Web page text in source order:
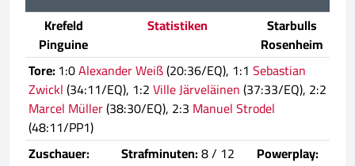
Krefeld
Pinguine
Statistiken
Starbulls
Rosenheim
Tore:1:0Alexander Weiß(20:36/EQ), 1:1 Sebastian
Zwickl(34:11/EQ), 1:2Ville Järveläinen(37:33/EQ), 2:2
Marcel Müller(38:30/EQ), 2:3 Manuel Strodel
(48:11/PP1)
Zuschauer:
Strafminuten:8 / 12
Powerplay: